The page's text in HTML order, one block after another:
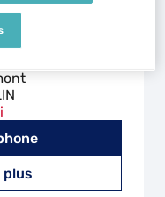
L'ETOILE
plus